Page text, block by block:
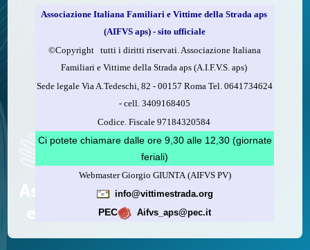
Associazione Italiana Familiari e Vittime della Strada aps
(AIFVS aps) - sito ufficiale
©​Copyright tutti i diritti riservati. Associazione Italiana
Familiari e Vittime della Strada aps (A.I.F.V.S. aps)
Sede legale Via A.Tedeschi, 82 - 00157 Roma Tel. 0641734624
-cell.3409168405
Codice. Fiscale 97184320584
Ci potete chiamare dalle ore 9,30 alle 12,30 (giornate
feriali)
Webmaster Giorgio GIUNTA (AIFVS PV)
info@vittimestrada.org
PEC Aifvs_aps@pec.it